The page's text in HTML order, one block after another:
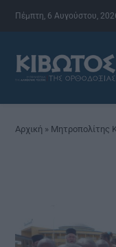
Πέμπτη, 6 Αυγούστου,
Αρχική » Μητροπολίτης